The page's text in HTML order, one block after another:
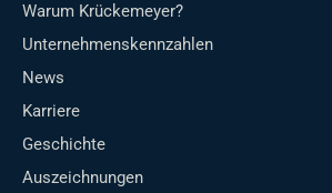
Warum Krückemeyer?
Unternehmenskennzahlen
News
Karriere
Geschichte
Auszeichnungen